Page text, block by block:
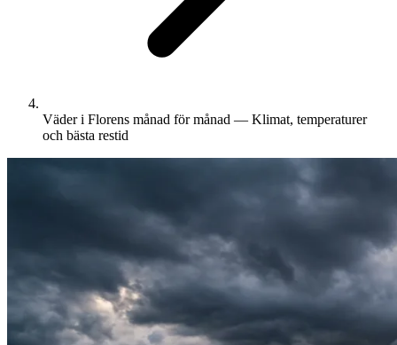
Väder i Florens månad för månad — Klimat, temperaturer
och bästa restid